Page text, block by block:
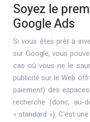
Soyez le
Google Ads
Si vous êtes prêt à
sur Google, vous
cas où vous ne le
publicité sur le Web
paiement) des
recherche (donc, au-
« standard »). C’est